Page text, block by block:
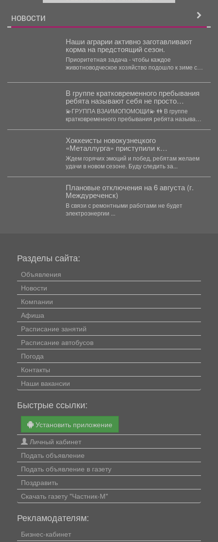
НОВОСТИ
Наши аграрии активно заготавливают
корма на предстоящий сезон.
Приоритетная задача - чтобы каждое
животноводческое хозяйство подошло к зиме с
В группе кратковременного пребывания
ребята называют себя не просто
группой, а "группой взаимопомощи".
💫ГРУППА ВЗАИМОПОМОЩИ💫 👫 В группе
кратковременного пребывания ребята называют
Хоккеисты новокузнецкого
«Металлурга» приступили к
тренировкам.
Ждем горячих эмоций и побед, ребятам желаем
удачи в новом сезоне. Буду следить за...
Плановые отключения на 6 августа (г.
Междуреченск)
В связи с ремонтными работами не будет
электроэнергии ...
Разделы сайта:
Объявления
Новости
Компании
Афиша
Расписание занятий
Расписание автобусов
Погода
Контакты
Наши вакансии
Быстрые ссылки:
Установить приложение
Личный кабинет
Подать объявление
Подать объявление в газету
Поздравить
Скачать газету "Частник-М"
Рекламодателям:
Бизнес-кабинет